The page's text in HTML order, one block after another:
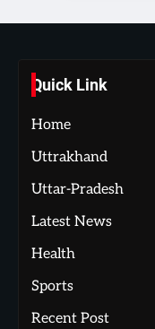
Quick Link
Home
Uttrakhand
Uttar-Pradesh
Latest News
Health
Sports
Recent Post